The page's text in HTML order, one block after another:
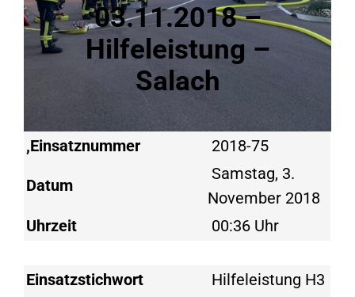
03.11.2018 –
Hilfeleistung –
Salach
,Einsatznummer 2018-75
Datum
Samstag, 3.
November 2018
Uhrzeit
00:36 Uhr
Einsatzstichwort Hilfeleistung H3